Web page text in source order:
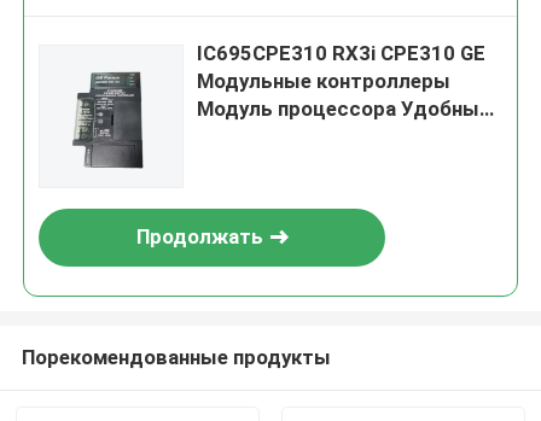
IC695CPE310 RX3i CPE310 GE
Модульные контроллеры
Модуль процессора Удобный
Продолжать
Порекомендованные продукты